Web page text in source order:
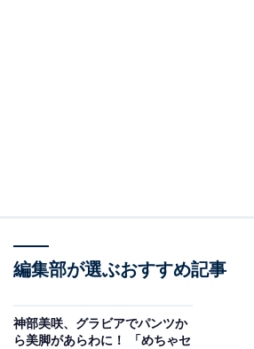
編集部が選ぶおすすめ記事
神部美咲、グラビアでパンツか
ら美脚があらわに！ 「めちゃセ